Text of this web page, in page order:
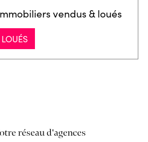
vendus & loués
réseau d'agences